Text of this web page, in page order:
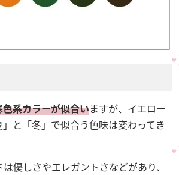
色系カラーが似合いますが、イエロー
と「冬」で似合う色味は変わってき
は優しさやエレガントさなどがあり、